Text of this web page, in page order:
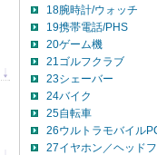
18腕時計/ウォッチ
19携帯電話/PHS
20ゲーム機
21ゴルフクラブ
23シェーバー
24バイク
25自転車
26ウルトラモバイル
27イヤホン／ヘッド